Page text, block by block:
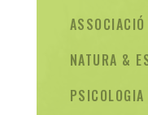
NATURA &